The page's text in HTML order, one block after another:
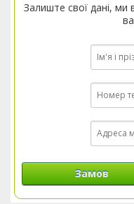
Залиште свої дані, ми
Замов